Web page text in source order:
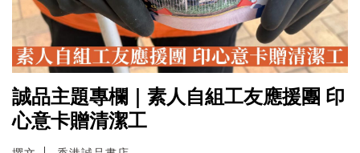
誠品主題專欄｜素人自組工友應援團 印
心意卡贈清潔工